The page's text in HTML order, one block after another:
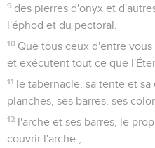
9 des pierres d'onyx et
l'éphod et du pectoral.
10 Que tous ceux d'entre
et exécutent tout ce que
11 le tabernacle, sa tente et sa
planches, ses barres, ses
12 l'arche et ses barres, le
couvrir l'arche ;